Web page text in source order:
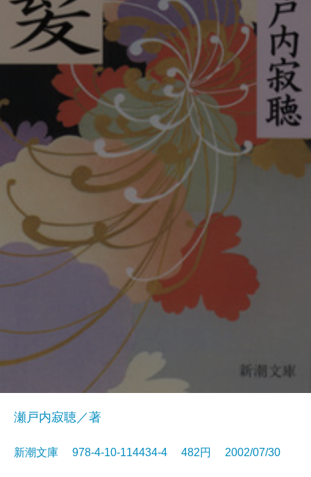
瀬戸内寂聴／著
新潮文庫 978-4-10-114434-4 482円 2002/07/30